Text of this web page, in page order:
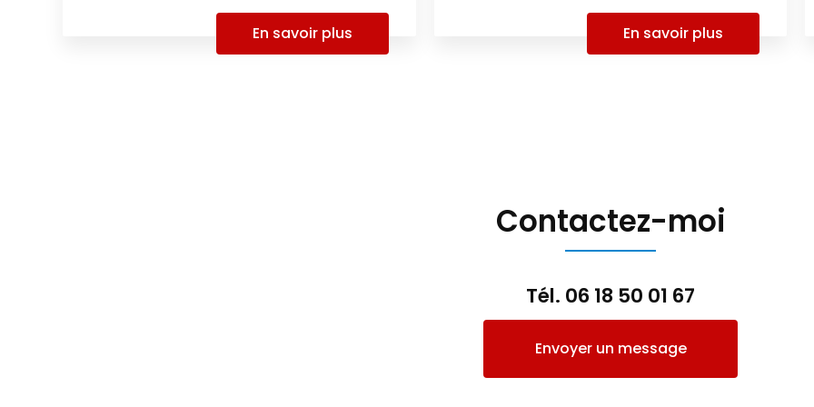
En savoir plus En savoir plus
Contactez-moi
Tél. 06 18 50 01 67
Envoyer un message